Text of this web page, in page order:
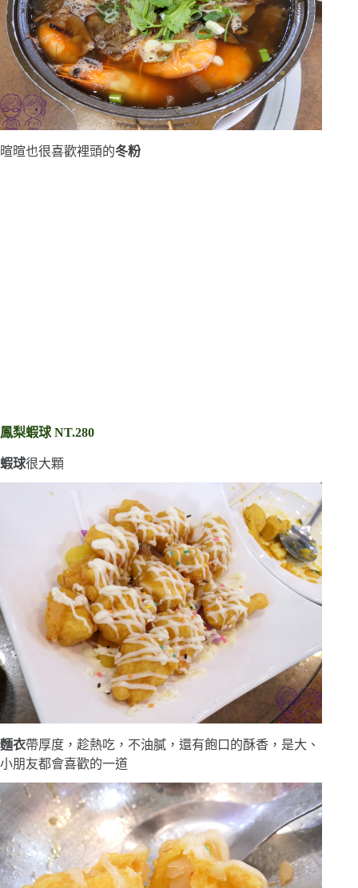
暄暄也很喜歡裡頭的冬粉
鳳梨蝦球 NT.280
蝦球很大顆
麵衣帶厚度，趁熱吃，不油膩，還有飽口的酥香，是大、
小朋友都會喜歡的一道